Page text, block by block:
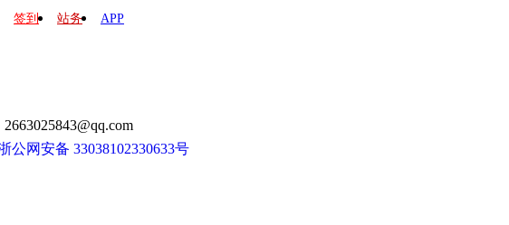
签到 站务 APP
公网安备 33038102330633号